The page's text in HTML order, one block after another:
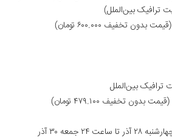
(قیمت بدون تخفیف ۶۰۰.۰۰۰ تومان)
(قیمت بدون تخفیف ۴۷۹.۱۰۰ تومان)